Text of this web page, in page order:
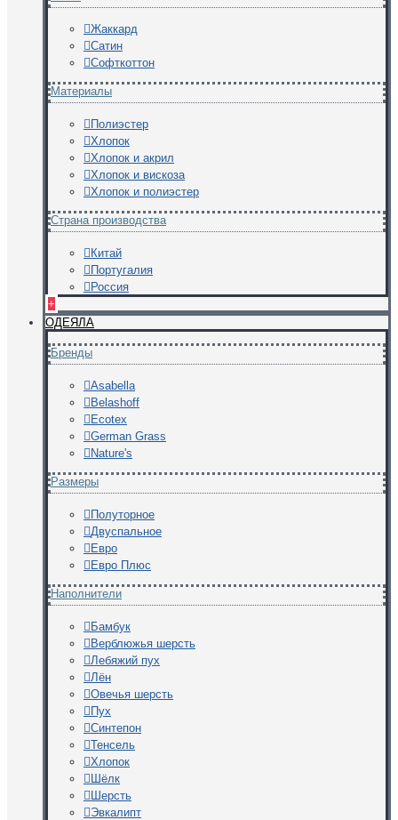
Жаккард
Сатин
Софткоттон
Материалы
Полиэстер
Хлопок
Хлопок и акрил
Хлопок и вискоза
Хлопок и полиэстер
Страна производства
Китай
Португалия
Россия
+
ОДЕЯЛА
Бренды
Asabella
Belashoff
Ecotex
German Grass
Nature's
Размеры
Полуторное
Двуспальное
Евро
Евро Плюс
Наполнители
Бамбук
Верблюжья шерсть
Лебяжий пух
Лён
Овечья шерсть
Пух
Синтепон
Тенсель
Хлопок
Шёлк
Шерсть
Эвкалипт